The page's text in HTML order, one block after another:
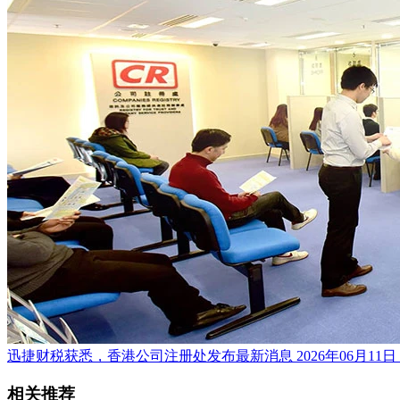
迅捷财税获悉，香港公司注册处发布最新消息 2026年06月11日
相关推荐